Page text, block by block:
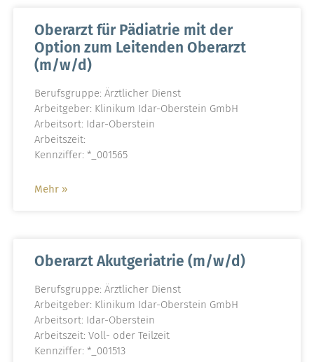
Oberarzt für Pädiatrie mit der
Option zum Leitenden Oberarzt
(m/w/d)
Berufsgruppe: Ärztlicher Dienst
Arbeitgeber: Klinikum Idar-Oberstein GmbH
Arbeitsort: Idar-Oberstein
Arbeitszeit:
Kennziffer: *_001565
Mehr »
Oberarzt Akutgeriatrie (m/w/d)
Berufsgruppe: Ärztlicher Dienst
Arbeitgeber: Klinikum Idar-Oberstein GmbH
Arbeitsort: Idar-Oberstein
Arbeitszeit: Voll- oder Teilzeit
Kennziffer: *_001513